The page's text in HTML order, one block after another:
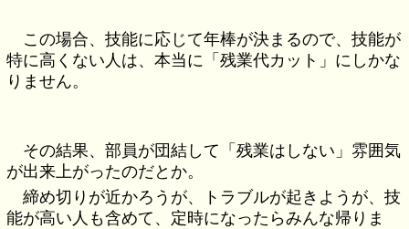
この場合、技能に応じて年棒が決まるので、技能が
特に高くない人は、本当に「残業代カット」にしかな
りません。
その結果、部員が団結して「残業はしない」雰囲気
が出来上がったのだとか。
締め切りが近かろうが、トラブルが起きようが、技
能が高い人も含めて、定時になったらみんな帰りま